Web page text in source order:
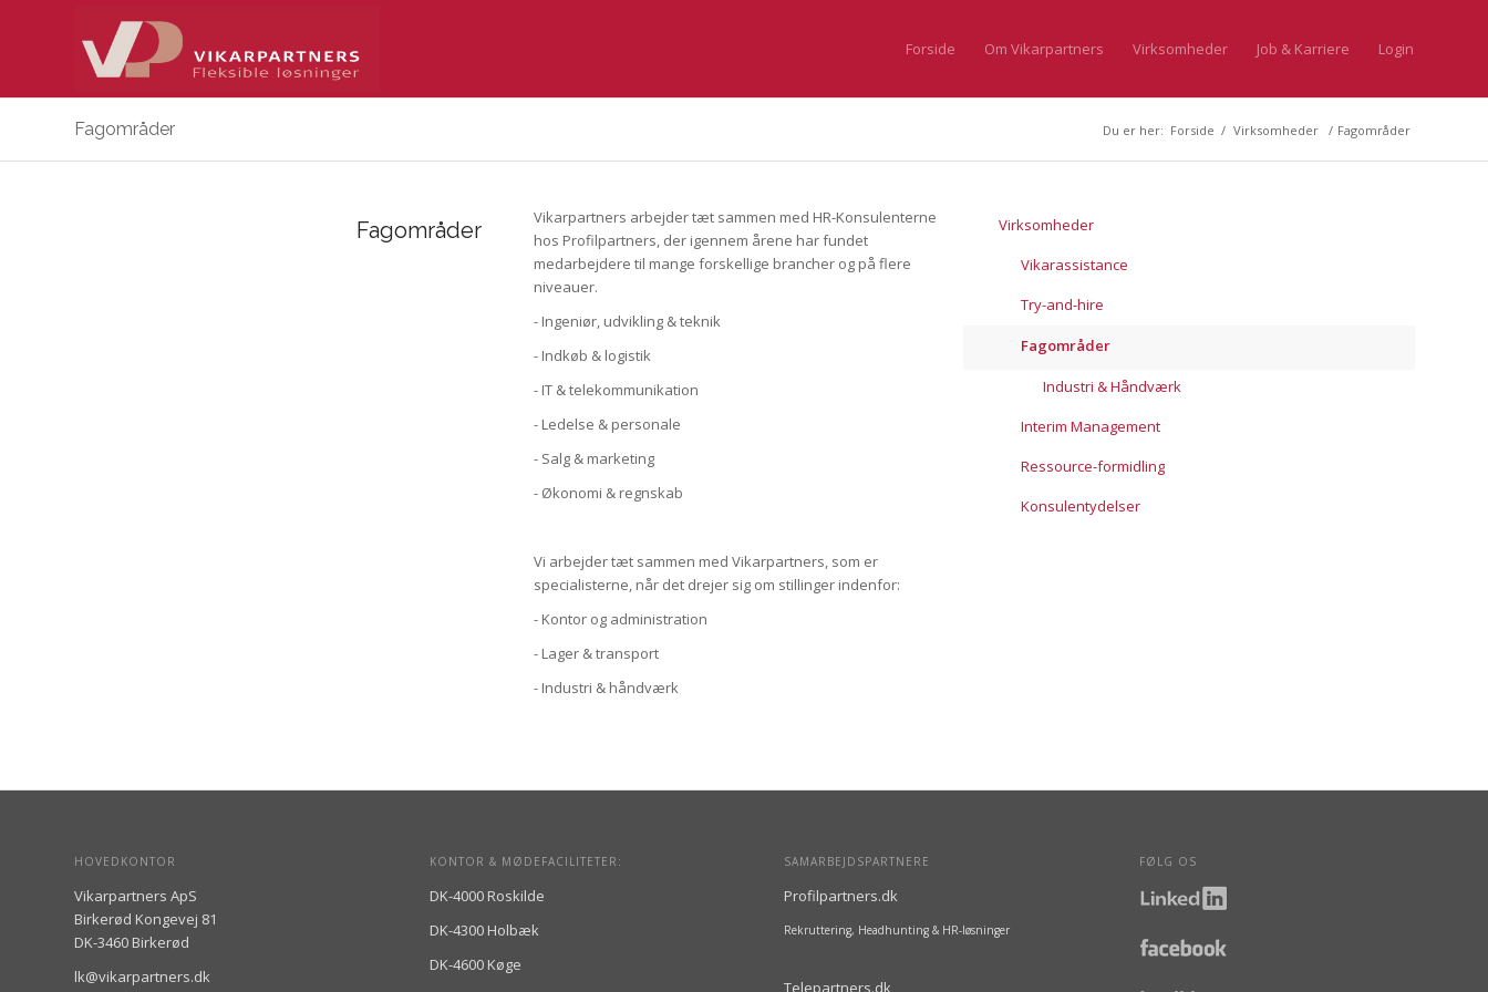
Forside Om Vikarpartners Virksomheder Job & Karriere Login
Fagområder Du er her: Forside / Virksomheder / Fagområder
Fagområder
Vikarpartners arbejder tæt sammen med HR-Konsulenterne
hos Profilpartners, der igennem årene har fundet
medarbejdere til mange forskellige brancher og på flere
niveauer.
- Ingeniør, udvikling & teknik
- Indkøb & logistik
- IT & telekommunikation
- Ledelse & personale
- Salg & marketing
- Økonomi & regnskab
Vi arbejder tæt sammen med Vikarpartners, som er
specialisterne, når det drejer sig om stillinger indenfor:
- Kontor og administration
- Lager & transport
- Industri & håndværk
Virksomheder
Vikarassistance
Try-and-hire
Fagområder
Industri & Håndværk
Interim Management
Ressource-formidling
Konsulentydelser
HOVEDKONTOR
Vikarpartners ApS
Birkerød Kongevej 81
DK-3460 Birkerød
lk@vikarpartners.dk
KONTOR & MØDEFACILITETER:
DK-4000 Roskilde
DK-4300 Holbæk
DK-4600 Køge
SAMARBEJDSPARTNERE
Profilpartners.dk
Rekruttering, Headhunting & HR-løsninger
Telepartners.dk
FØLG OS